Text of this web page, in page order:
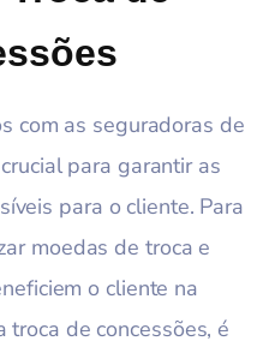
com as seguradoras de
para garantir as
para o cliente. Para
moedas de troca e
o cliente na
troca de concessões, é